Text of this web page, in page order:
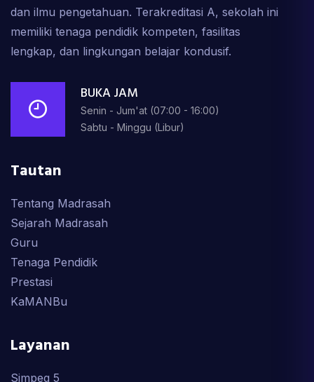
dan ilmu pengetahuan. Terakreditasi A, sekolah ini
memiliki tenaga pendidik kompeten, fasilitas
lengkap, dan lingkungan belajar kondusif.
BUKA JAM
Senin - Jum'at (07:00 - 16:00)
Sabtu - Minggu (Libur)
Tautan
Tentang Madrasah
Sejarah Madrasah
Guru
Tenaga Pendidik
Prestasi
KaMANBu
Layanan
Simpeg 5